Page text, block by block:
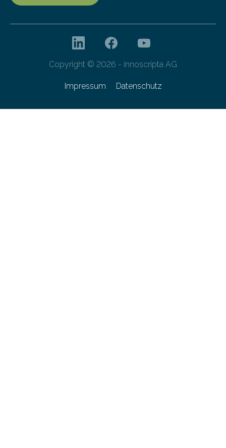
Copyright © 2026 - innoscripta AG
Impressum Datenschutz